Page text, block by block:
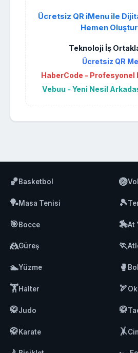
Ücretsiz QR iMenu ile
Hemen
Teknoloji İş
Ücretsiz QR
HaberCode - Profesyonel
Vebuu - Yeni Nesil
🏀Basketbol 🏐
🏓Masa Tenisi 🎾
🎯Bocce 🏇At
🤼Güreş 🏃
🏊Yüzme 🥊
🏋️Halter 🏹
🥋Judo 🥋
🥋Karate 🤸